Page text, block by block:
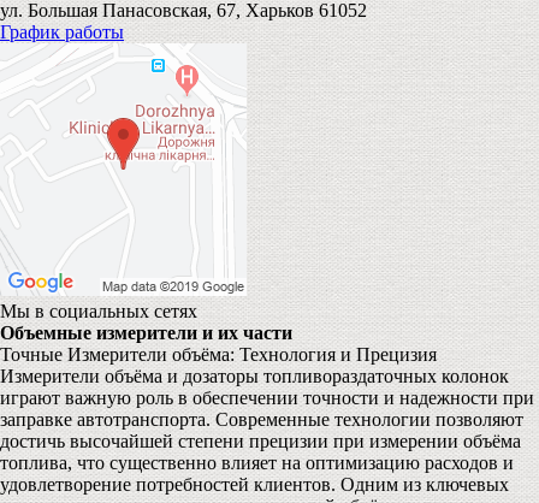
ул. Большая Панасовская, 67, Харьков 61052
График работы
Мы в социальных сетях
Объемные измерители и их части
Точные Измерители объёма: Технология и Прецизия
Измерители объёма и дозаторы топливораздаточных колонок
играют важную роль в обеспечении точности и надежности при
заправке автотранспорта. Современные технологии позволяют
достичь высочайшей степени прецизии при измерении объёма
топлива, что существенно влияет на оптимизацию расходов и
удовлетворение потребностей клиентов. Одним из ключевых